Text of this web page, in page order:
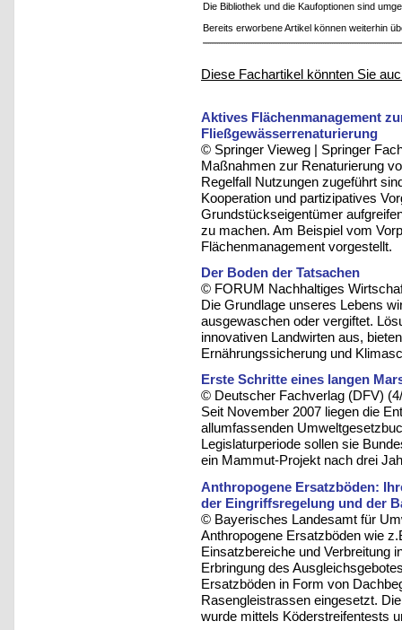
Die Bibliothek und die Kaufoptionen sind
Bereits erworbene Artikel können weiterhin
Diese Fachartikel könnten Sie
Aktives Flächenmanagement
Fließgewässerrenaturierung
© Springer Vieweg | Springer
Maßnahmen zur Renaturierung
Regelfall Nutzungen zugeführt
Kooperation und partizipatives
Grundstückseigentümer
zu machen. Am Beispiel vom
Flächenmanagement vorgestellt.
Der Boden der Tatsachen
© FORUM Nachhaltiges
Die Grundlage unseres Lebens
ausgewaschen oder vergiftet.
innovativen Landwirten aus,
Ernährungssicherung und
Erste Schritte eines langen
© Deutscher Fachverlag (DFV)
Seit November 2007 liegen die
allumfassenden
Legislaturperiode sollen sie
ein Mammut-Projekt nach drei
Anthropogene Ersatzböden:
der Eingriffsregelung und der
© Bayerisches Landesamt für
Anthropogene Ersatzböden wie
Einsatzbereiche und Verbreitung
Erbringung des
Ersatzböden in Form von
Rasengleistrassen eingesetzt.
wurde mittels Köderstreifentests